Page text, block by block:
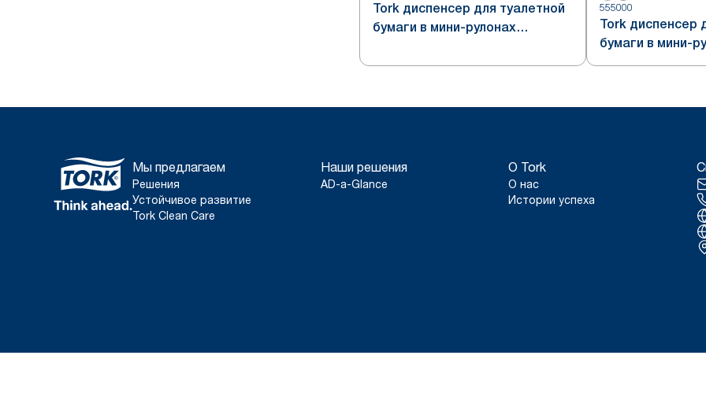
Tork диспенсер для туалетной
бумаги в мини-рулонах
система T2
555000
Tork диспенсер
бумаги в мини-
формата
Мы предлагаем
Решения
Устойчивое развитие
Tork Clean Care
Наши решения
AD-a-Glance
О Tork
О нас
Истории успеха